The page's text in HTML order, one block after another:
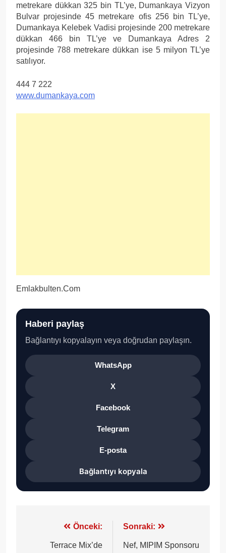
metrekare dükkan 325 bin TL’ye, Dumankaya Vizyon
Bulvar projesinde 45 metrekare ofis 256 bin TL’ye,
Dumankaya Kelebek Vadisi projesinde 200 metrekare
dükkan 466 bin TL’ye ve Dumankaya Adres 2
projesinde 788 metrekare dükkan ise 5 milyon TL’ye
satılıyor.
444 7 222
www.dumankaya.com
Emlakbulten.Com
Haberi paylaş
Bağlantıyı kopyalayın veya doğrudan paylaşın.
WhatsApp
X
Facebook
Telegram
E-posta
Bağlantıyı kopyala
gezinmesi
Önceki:
Terrace Mix’de
Sonraki:
Nef, MIPIM Sponsoru